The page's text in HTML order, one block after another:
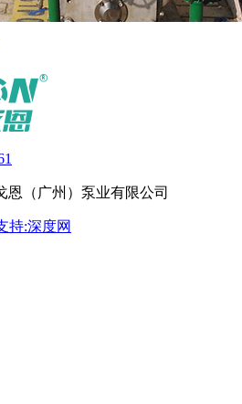
恩（广州）泵业有限公司
持:深度网